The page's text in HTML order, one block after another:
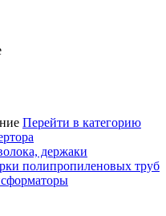
Перейти в категорию
держаки
полипропиленовых труб